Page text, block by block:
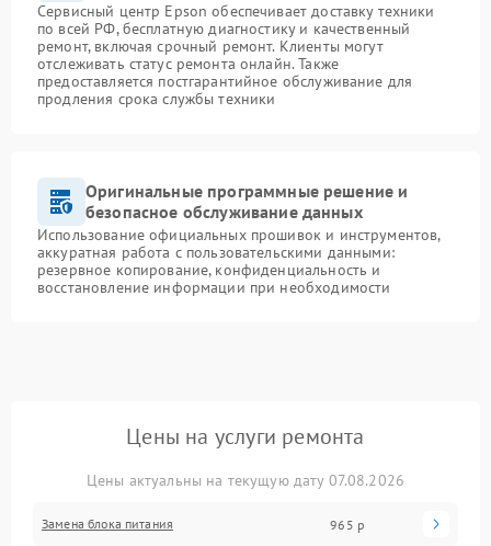
Сервисный центр Epson обеспечивает доставку техники
по всей РФ, бесплатную диагностику и качественный
ремонт, включая срочный ремонт. Клиенты могут
отслеживать статус ремонта онлайн. Также
предоставляется постгарантийное обслуживание для
продления срока службы техники
Оригинальные программные решение и
безопасное обслуживание данных
Использование официальных прошивок и инструментов,
аккуратная работа с пользовательскими данными:
резервное копирование, конфиденциальность и
восстановление информации при необходимости
Цены на услуги ремонта
Цены актуальны на текущую дату 07.08.2026
Замена блока питания 965 р